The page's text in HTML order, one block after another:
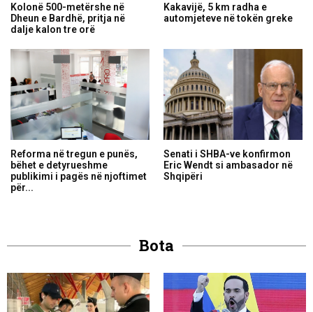
Kolonë 500-metërshe në
Dheun e Bardhë, pritja në
dalje kalon tre orë
Kakavijë, 5 km radha e
automjeteve në tokën greke
Reforma në tregun e punës,
bëhet e detyrueshme
publikimi i pagës në njoftimet
për...
Senati i SHBA-ve konfirmon
Eric Wendt si ambasador në
Shqipëri
Bota